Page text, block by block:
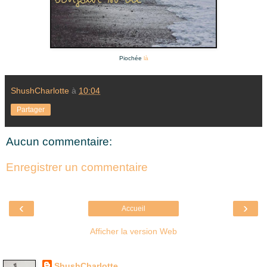
Piochée là
ShushCharlotte à 10:04
Partager
Aucun commentaire:
Enregistrer un commentaire
‹ ›
Accueil
Afficher la version Web